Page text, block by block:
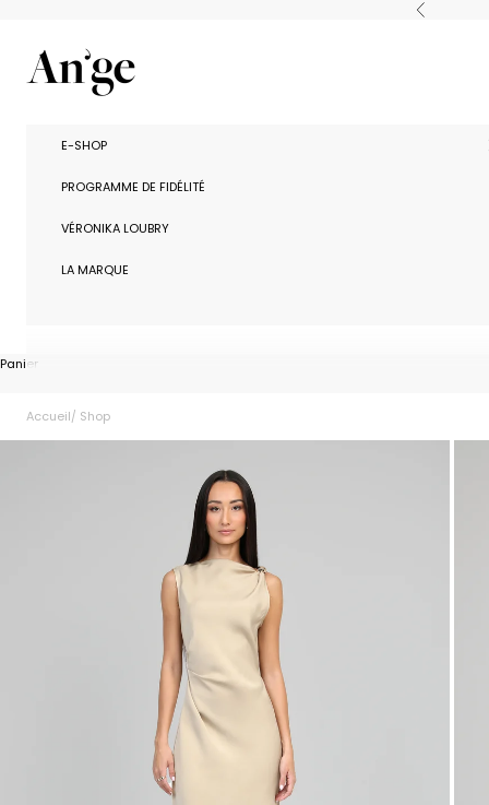
Précédent
Ange Paris
E-SHOP
PROGRAMME DE FIDÉLITÉ
VÉRONIKA LOUBRY
LA MARQUE
Panier
Accueil
Shop